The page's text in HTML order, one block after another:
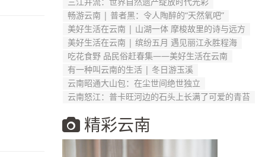
畅游云南 | 普者黑：令人陶醉的“天然氧吧”
美好生活在云南 | 山湖一体 摩梭故里的诗与远方
美好生活在云南 | 缤纷五月 遇见丽江永胜程海
吃花食野 品民俗赶春集——美好生活在云南
有一种叫云南的生活 | 冬日游玉溪
云南昭通大山包：在尘世间绝世独立
云南怒江：普卡旺河边的石头上长满了可爱的青苔
精彩云南